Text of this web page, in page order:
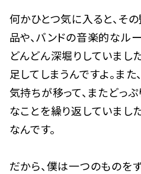
何かひとつ気に入ると、そ
品や、バンドの音楽的なル
どんどん深堀りしていまし
足してしまうんですよ。ま
気持ちが移って、またどっ
なことを繰り返していまし
なんです。
だから、僕は一つのものを